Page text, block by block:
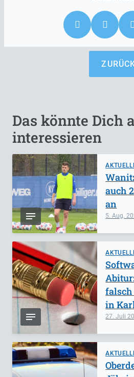
Das könnte Dich
interessieren
5. Aug.
auch
an
27. Juli
falsch
in